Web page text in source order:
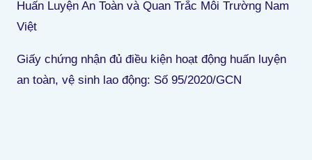
Huấn Luyện An Toàn và Quan Trắc Môi Trường Nam
Việt
Giấy chứng nhận đủ điều kiện hoạt động huấn luyện
an toàn, vệ sinh lao động: Số 95/2020/GCN